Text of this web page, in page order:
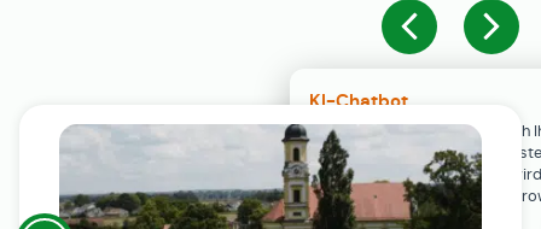
KI-Chatbot
Der KI-Chatbot steht erst nach
Einwilligung in den Cookie-
Verfügung. Der Chat-Verlauf
ausschließlich lokal in Ihrem
gespeichert.